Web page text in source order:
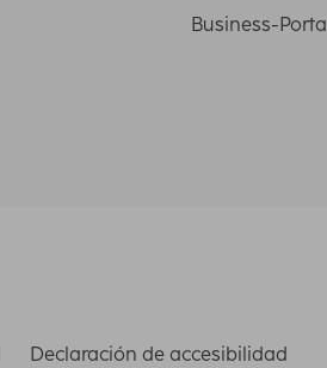
Business-Portal
Declaración de accesibilidad